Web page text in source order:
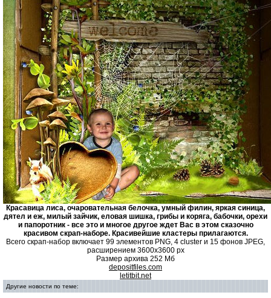
Красавица лиса, очаровательная белочка, умный филин, яркая синица,
дятел и еж, милый зайчик, еловая шишка, грибы и коряга, бабочки, орехи
и папоротник - все это и многое другое ждет Вас в этом сказочно
красивом скрап-наборе. Красивейшие кластеры прилагаются.
Всего скрап-набор включает 99 элементов PNG, 4 cluster и 15 фонов JPEG,
расширением 3600x3600 px
Размер архива 252 Мб
depositfiles.com
letitbit.net
Другие новости по теме: